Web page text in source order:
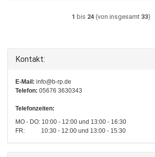
1 bis 24(von insgesamt 33)
Kontakt:
E-Mail: info@b-rp.de
Telefon: 05676 3630343
Telefonzeiten:
MO - DO: 10:00 - 12:00 und 13:00 - 16:30
FR: 10:30 - 12:00 und 13:00 - 15:30